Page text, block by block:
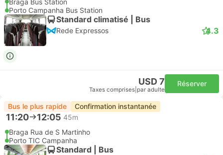
Braga Bus Station
Porto Campanha Bus Station
Standard climatisé | Bus
Rede Expressos 4.3
USD 7
Taxes comprises par adulte
Réserver
Bus le plus rapide Confirmation instantanée
11:20 12:05 45m
Braga Rua de S Martinho
Porto TIC Campanha
Standard | Bus